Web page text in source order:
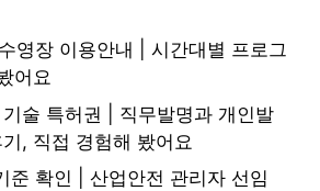
영장 이용안내 | 시간대별 프로그
어요
술 특허권 | 직무발명과 개인발
, 직접 경험해 봤어요
준 확인 | 산업안전 관리자 선임